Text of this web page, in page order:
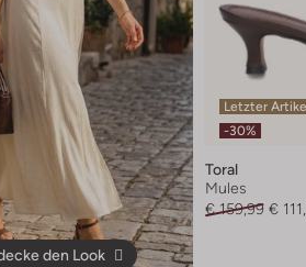
den Look
Letzter
-30%
Toral
Mules
€ 159,99 €